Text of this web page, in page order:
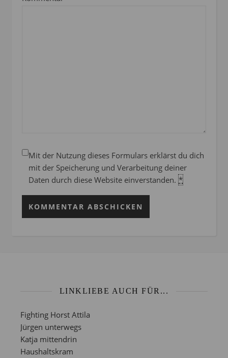
Mit der Nutzung dieses Formulars erklärst du dich
mit der Speicherung und Verarbeitung deiner
Daten durch diese Website einverstanden. *
LINKLIEBE AUCH FÜR...
Fighting Horst Attila
Jürgen unterwegs
Katja mittendrin
Haushaltskram